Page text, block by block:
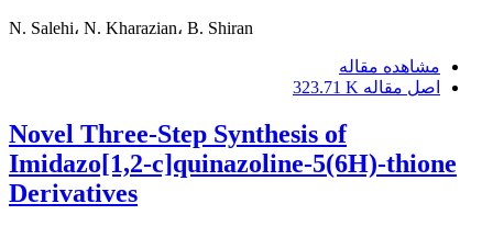
N. Salehi، N. Kharazian، B. Shiran
مشاهده مقاله
اصل مقاله 323.71 K
Novel Three-Step Synthesis of
Imidazo[1,2-c]quinazoline-5(6H)-thione
Derivatives